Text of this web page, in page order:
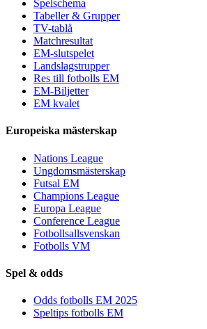
Spelschema
Tabeller & Grupper
TV-tablå
Matchresultat
EM-slutspelet
Landslagstrupper
Res till fotbolls EM
EM-Biljetter
EM kvalet
Europeiska mästerskap
Nations League
Ungdomsmästerskap
Futsal EM
Champions League
Europa League
Conference League
Fotbollsallsvenskan
Fotbolls VM
Spel & odds
Odds fotbolls EM 2025
Speltips fotbolls EM